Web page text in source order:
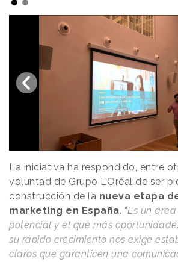
La iniciativa ha respondido, entre
voluntad de Grupo L’Oréal de ser
construcción de la nueva etapa
marketing en España. “Es un
potencial y el que más
su rápido crecimiento nos exige
claros que garanticen una